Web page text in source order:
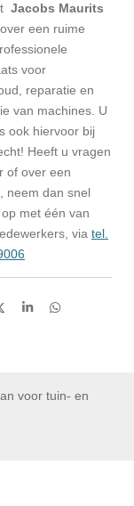
Jacobs Maurits
een ruime
voor
reparatie en
van machines. U
ook hiervoor bij
Heeft u vragen
of over een
neem dan snel
met één van
via tel.
S
D
voor tuin- en